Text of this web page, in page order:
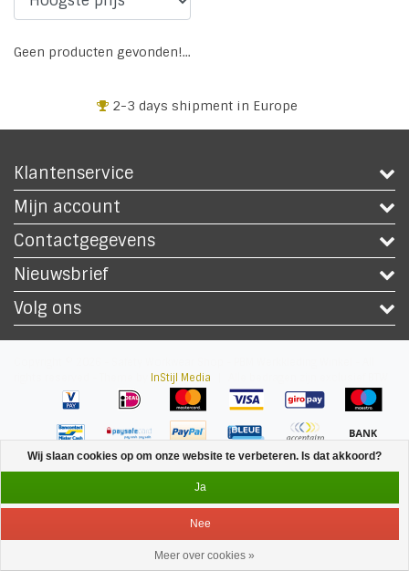
Geen producten gevonden!...
2-3 days shipment in Europe
Klantenservice
Mijn account
Contactgegevens
Nieuwsbrief
Volg ons
InStijl Media
Menu Inloggen
Wij slaan cookies op om onze website te verbeteren. Is dat akkoord?
Ja
Nee
Meer over cookies »